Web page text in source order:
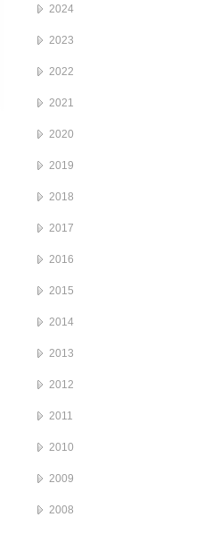
2024
2023
2022
2021
2020
2019
2018
2017
2016
2015
2014
2013
2012
2011
2010
2009
2008